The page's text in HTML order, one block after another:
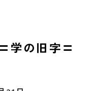
学の旧字〓